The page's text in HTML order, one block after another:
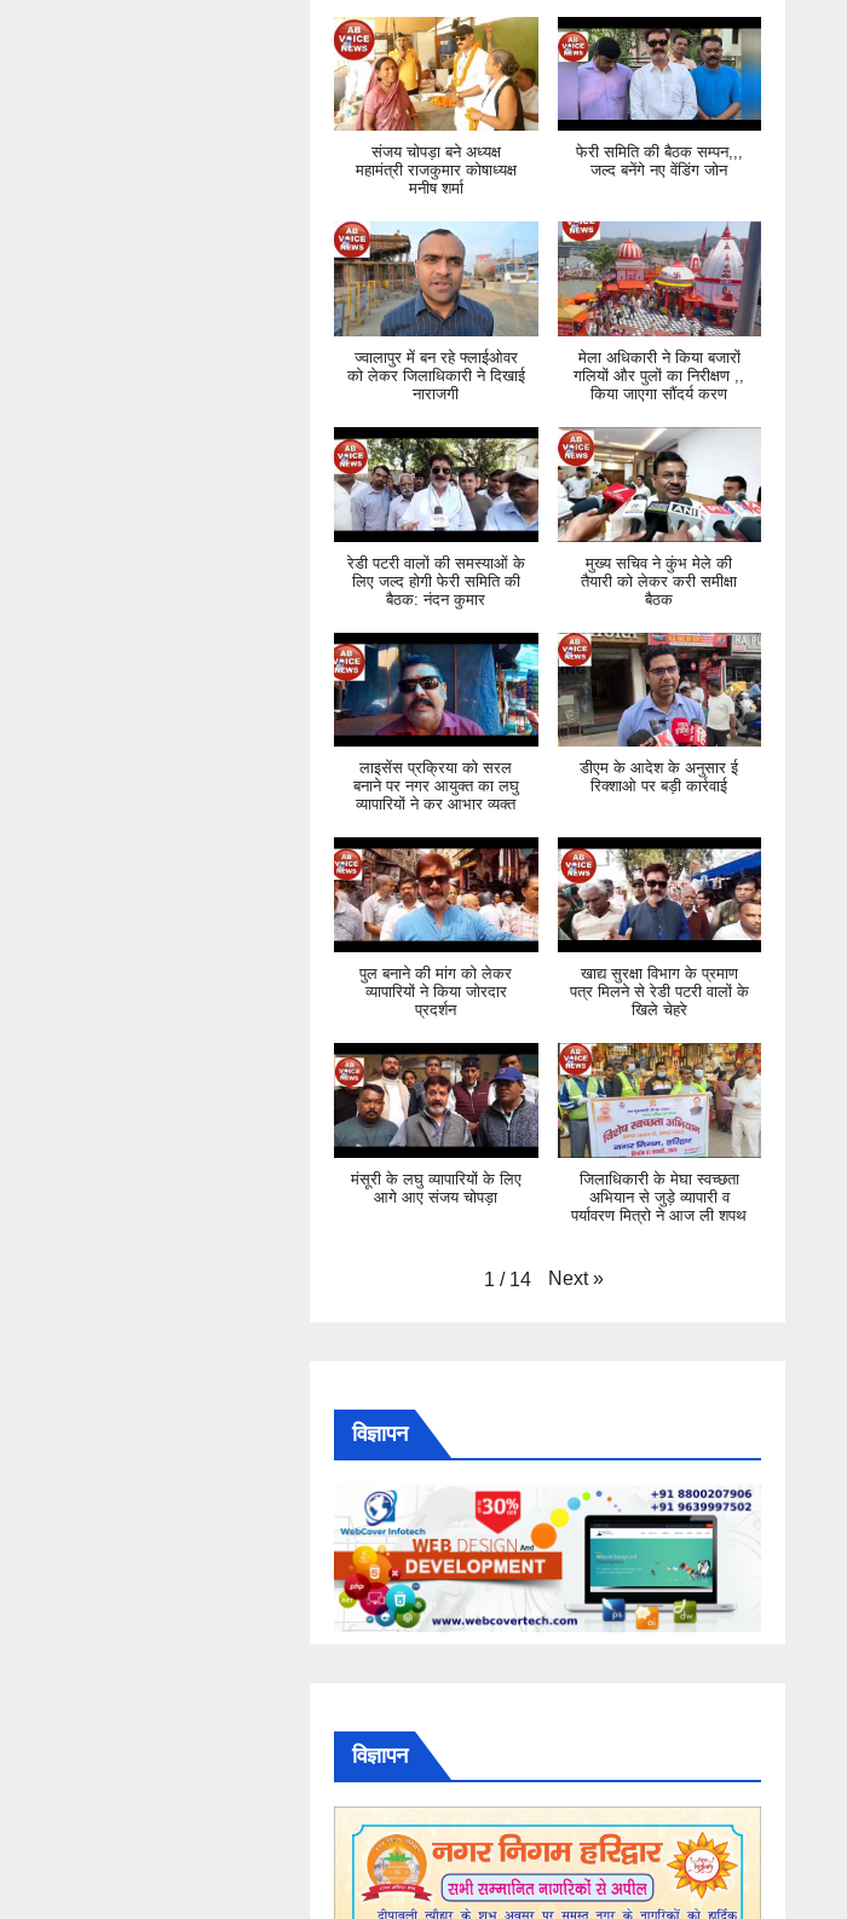
संजय चोपड़ा बने अध्यक्ष
महामंत्री राजकुमार कोषाध्यक्ष
मनीष शर्मा
फेरी समिति की बैठक सम्पन,,,
जल्द बनेंगे नए वेंडिंग जोन
ज्वालापुर में बन रहे फ्लाईओवर
को लेकर जिलाधिकारी ने दिखाई
नाराजगी
मेला अधिकारी ने किया बजारों
गलियों और पुलों का निरीक्षण ,,
किया जाएगा सौंदर्य करण
रेडी पटरी वालों की समस्याओं के
लिए जल्द होगी फेरी समिति की
बैठक: नंदन कुमार
मुख्य सचिव ने कुंभ मेले की
तैयारी को लेकर करी समीक्षा
बैठक
लाइसेंस प्रक्रिया को सरल
बनाने पर नगर आयुक्त का लघु
व्यापारियों ने कर आभार व्यक्त
डीएम के आदेश के अनुसार ई
रिक्शाओ पर बड़ी कार्रवाई
पुल बनाने की मांग को लेकर
व्यापारियों ने किया जोरदार
प्रदर्शन
खाद्य सुरक्षा विभाग के प्रमाण
पत्र मिलने से रेडी पटरी वालों के
खिले चेहरे
मंसूरी के लघु व्यापारियों के लिए
आगे आए संजय चोपड़ा
जिलाधिकारी के मेघा स्वच्छता
अभियान से जुड़े व्यापारी व
पर्यावरण मित्रो ने आज ली शपथ
1 / 14 Next »
विज्ञापन
विज्ञापन